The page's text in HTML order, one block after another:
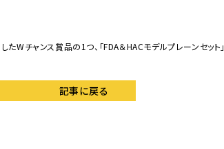
Wチャンス賞品の1つ、「FDA＆HACモデルプレーンセット」
記事に戻る